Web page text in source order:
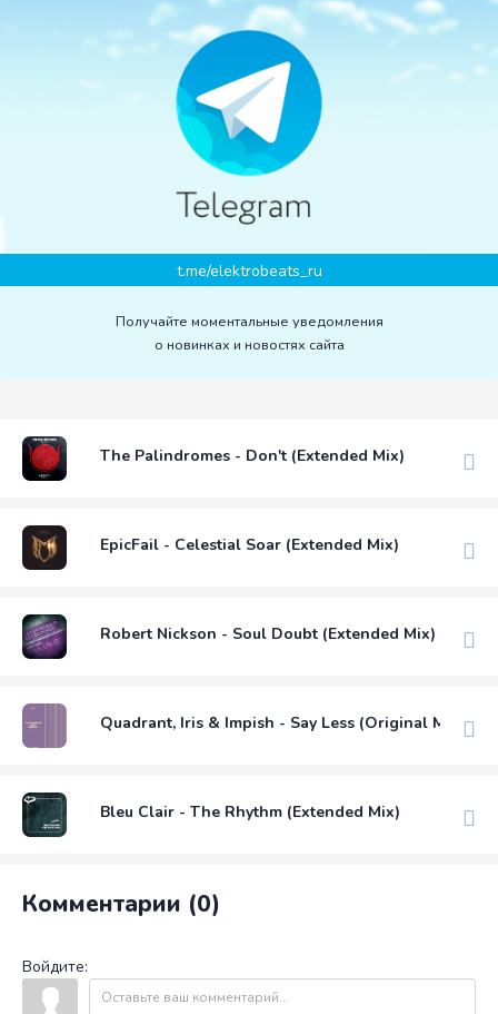
t.me/elektrobeats_ru
Получайте моментальные уведомления
о новинках и новостях сайта
The Palindromes - Don't (Extended Mix)
EpicFail - Celestial Soar (Extended Mix)
Robert Nickson - Soul Doubt (Extended Mix)
Quadrant, Iris & Impish - Say Less (Original Mix)
Bleu Clair - The Rhythm (Extended Mix)
Комментарии (0)
Войдите: